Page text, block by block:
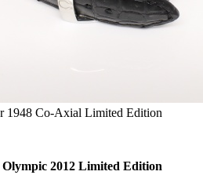
Olympic 2012 Limited Edition